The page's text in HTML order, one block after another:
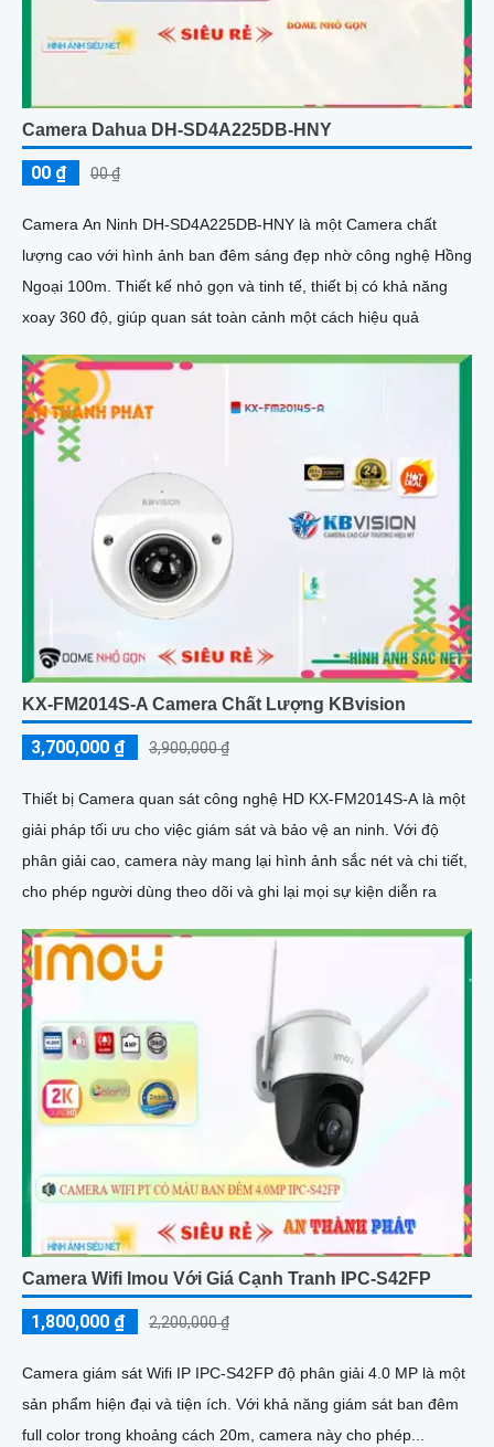
Camera Dahua DH-SD4A225DB-HNY
00 ₫ 00 ₫
Camera An Ninh DH-SD4A225DB-HNY là một Camera chất
lượng cao với hình ảnh ban đêm sáng đẹp nhờ công nghệ Hồng
Ngoại 100m. Thiết kế nhỏ gọn và tinh tế, thiết bị có khả năng
xoay 360 độ, giúp quan sát toàn cảnh một cách hiệu quả
KX-FM2014S-A Camera Chất Lượng KBvision
3,700,000 ₫ 3,900,000 ₫
Thiết bị Camera quan sát công nghệ HD KX-FM2014S-A là một
giải pháp tối ưu cho việc giám sát và bảo vệ an ninh. Với độ
phân giải cao, camera này mang lại hình ảnh sắc nét và chi tiết,
cho phép người dùng theo dõi và ghi lại mọi sự kiện diễn ra
Camera Wifi Imou Với Giá Cạnh Tranh IPC-S42FP
1,800,000 ₫ 2,200,000 ₫
Camera giám sát Wifi IP IPC-S42FP độ phân giải 4.0 MP là một
sản phẩm hiện đại và tiện ích. Với khả năng giám sát ban đêm
full color trong khoảng cách 20m, camera này cho phép...